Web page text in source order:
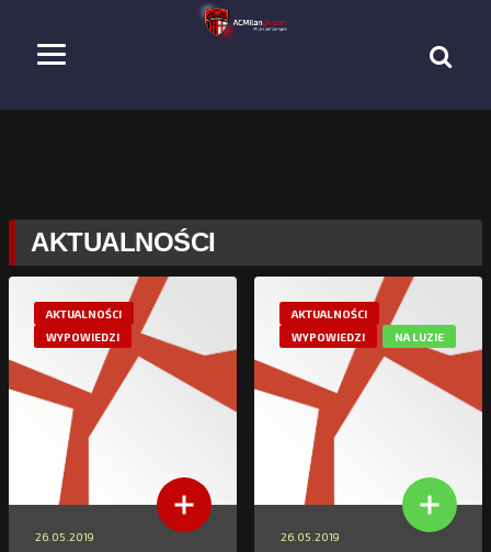
AKTUALNOŚCI
AKTUALNOŚCI
WYPOWIEDZI
26.05.2019
AKTUALNOŚCI
WYPOWIEDZI
NA LUZIE
26.05.2019